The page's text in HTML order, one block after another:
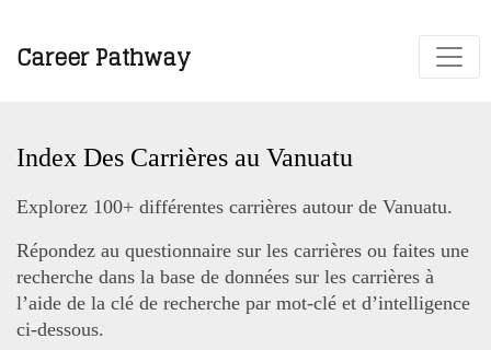
Career Pathway
Index Des Carrières au Vanuatu
Explorez 100+ différentes carrières autour de Vanuatu.
Répondez au questionnaire sur les carrières ou faites une
recherche dans la base de données sur les carrières à
l’aide de la clé de recherche par mot-clé et d’intelligence
ci-dessous.